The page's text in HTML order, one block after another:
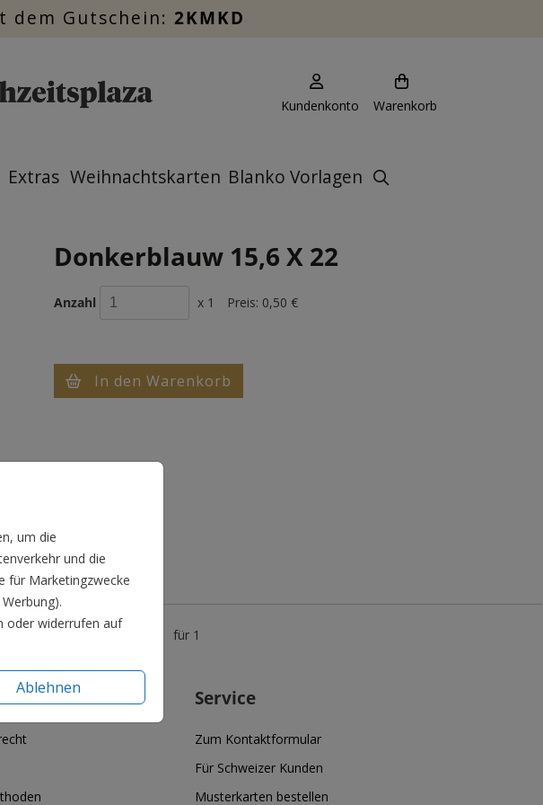
dem Gutschein: 2KMKD
Kundenkonto Warenkorb
Extras Weihnachtskarten Blanko Vorlagen
um die
und die
für Marketingzwecke
oder widerrufen auf
Ablehnen
Donkerblauw 15,6 X 22
Anzahl x 1 Preis: 0,50 €
In den Warenkorb
Preis:0,50 € für 1
Service
Zum Kontaktformular
Für Schweizer Kunden
Musterkarten bestellen